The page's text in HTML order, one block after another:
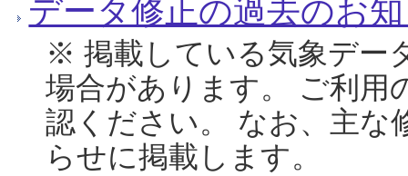
データ修正の過去のお
※ 掲載している気象デー
場合があります。 ご利用
認ください。 なお、主な
らせに掲載します。